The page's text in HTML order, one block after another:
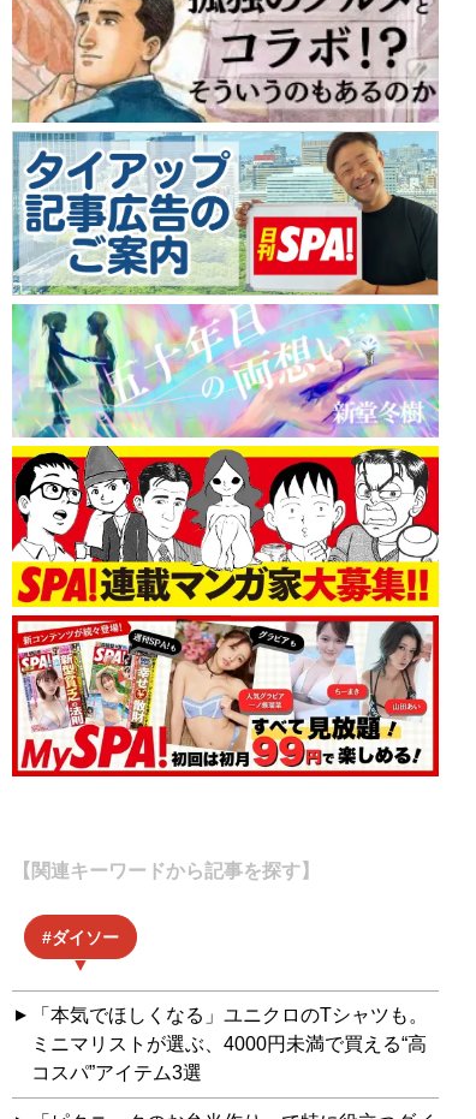
【関連キーワードから記事を探す】
ダイソー
「本気でほしくなる」ユニクロのTシャツも。
ミニマリストが選ぶ、4000円未満で買える“高
コスパ”アイテム3選